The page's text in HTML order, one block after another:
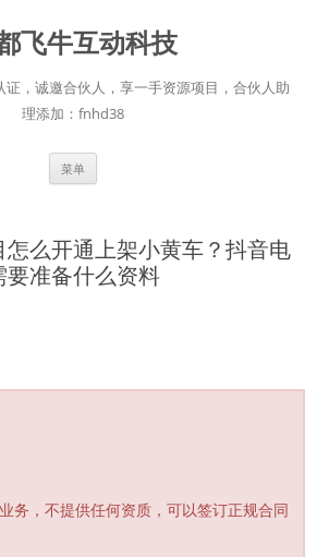
飞牛互动科技
，诚邀合伙人，享一手资源项目，合伙人助
理添加：fnhd38
菜单
么开通上架小黄车？抖音电
准备什么资料
务，不提供任何资质，可以签订正规合同